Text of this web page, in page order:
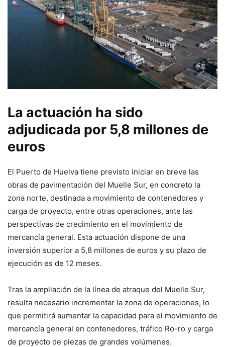
La actuación ha sido
adjudicada por 5,8 millones de
euros
El Puerto de Huelva tiene previsto iniciar en breve las
obras de pavimentación del Muelle Sur, en concreto la
zona norte, destinada a movimiento de contenedores y
carga de proyecto, entre otras operaciones, ante las
perspectivas de crecimiento en el movimiento de
mercancía general. Esta actuación dispone de una
inversión superior a 5,8 millones de euros y su plazo de
ejecución es de 12 meses.
Tras la ampliación de la línea de atraque del Muelle Sur,
resulta necesario incrementar la zona de operaciones, lo
que permitirá aumentar la capacidad para el movimiento de
mercancía general en contenedores, tráfico Ro-ro y carga
de proyecto de piezas de grandes volúmenes.